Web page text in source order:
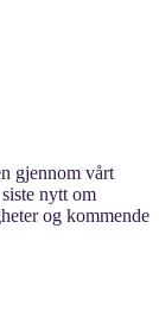
gjennom vårt
nytt om
og kommende